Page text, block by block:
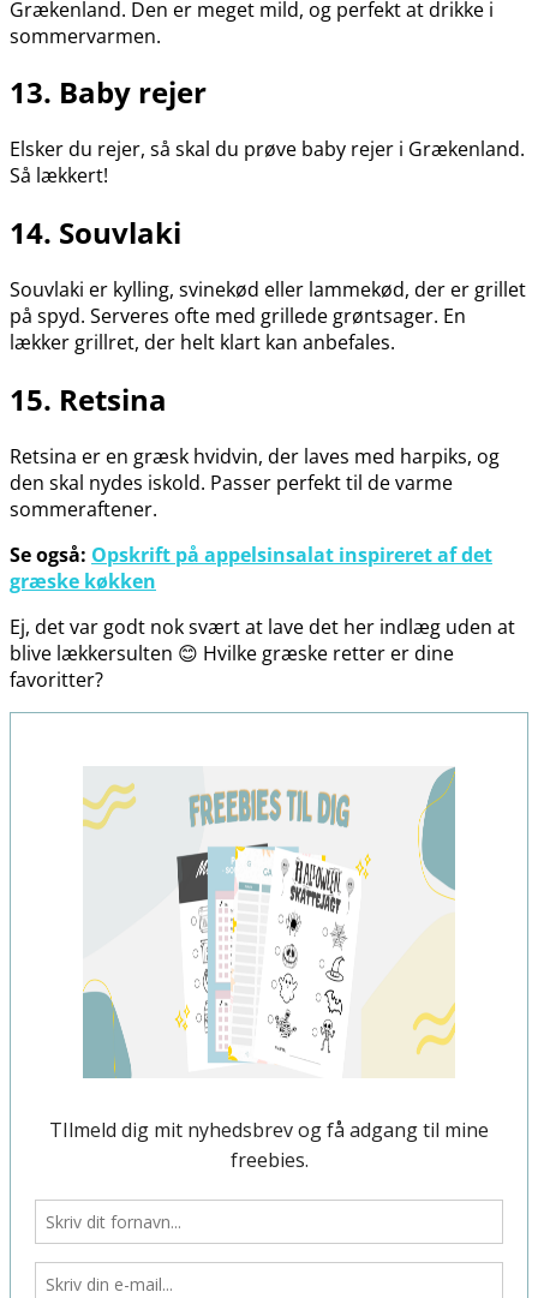
Grækenland. Den er meget mild, og perfekt at drikke i
sommervarmen.
13. Baby rejer
Elsker du rejer, så skal du prøve baby rejer i Grækenland.
Så lækkert!
14. Souvlaki
Souvlaki er kylling, svinekød eller lammekød, der er grillet
på spyd. Serveres ofte med grillede grøntsager. En
lækker grillret, der helt klart kan anbefales.
15. Retsina
Retsina er en græsk hvidvin, der laves med harpiks, og
den skal nydes iskold. Passer perfekt til de varme
sommeraftener.
Se også: Opskrift på appelsinsalat inspireret af det
græske køkken
Ej, det var godt nok svært at lave det her indlæg uden at
blive lækkersulten 😊 Hvilke græske retter er dine
favoritter?